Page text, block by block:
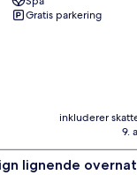
Gratis parkering
inkluderer
9.
lignende